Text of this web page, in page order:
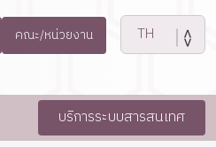
คณะ/หน่วยงาน
บริการระบบสารสนเทศ